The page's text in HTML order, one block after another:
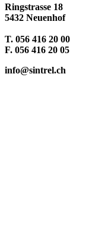
Ringstrasse 18
5432 Neuenhof
T. 056 416 20 00
F. 056 416 20 05
info@sintrel.ch